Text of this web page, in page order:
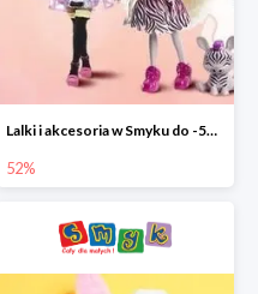
Lalki i akcesoria w Smyku do -52%
52%